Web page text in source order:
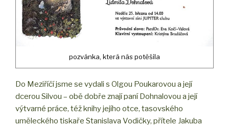
pozvánka, která nás potěšila
Do Meziříčí jsme se vydali s Olgou Poukarovou a její
dcerou Silvou – obě dobře znají paní Dohnalovou a její
výtvarné práce, též knihy jejího otce, tasovského
uměleckého tiskaře Stanislava Vodičky, přítele Jakuba